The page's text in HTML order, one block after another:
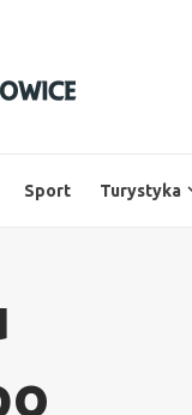
Sport Turystyka